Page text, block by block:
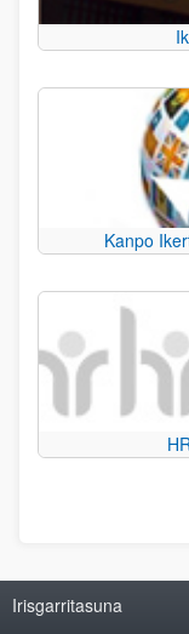
Kanpo
Irisgarritasuna